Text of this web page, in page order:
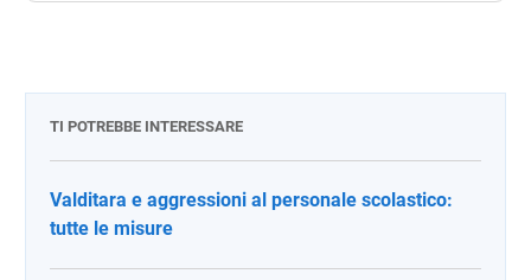
TI POTREBBE INTERESSARE
Valditara e aggressioni al personale scolastico:
tutte le misure